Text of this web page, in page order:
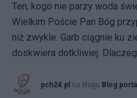
Ten, kogo nie parzy woda
Wielkim Poście Pan Bóg
niż zwykle. Garb ciągnie ku
doskwiera dotkliwiej.
pch24.pl na blogu Blog